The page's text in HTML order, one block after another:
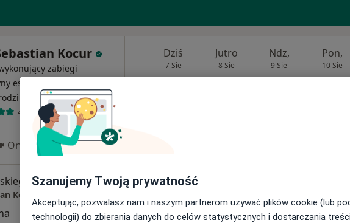
Kocur
zabiegi
estetycznej, Flebolog,
Więcej
410 opinii
Online
Ignacego Jana Paderewskiego 51, Gliwice •Mapa
Kocur - SKinMED Gliwice
250 zł
Dziś
7 Sie
Jutro
8 Sie
Ndz,
9 Sie
Pon,
10 Sie
Szanujemy Twoją prywatność
Akceptując, pozwalasz nam i naszym partnerom używać plików cookie (lub
technologii) do zbierania danych do celów statystycznych i dostarczania